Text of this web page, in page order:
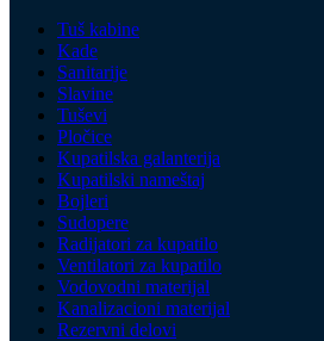
Tuš kabine
Kade
Sanitarije
Slavine
Tuševi
Pločice
Kupatilska galanterija
Kupatilski nameštaj
Bojleri
Sudopere
Radijatori za kupatilo
Ventilatori za kupatilo
Vodovodni materijal
Kanalizacioni materijal
Rezervni delovi